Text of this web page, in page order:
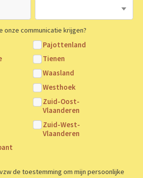
onze communicatie krijgen?
Pajottenland
Tienen
Waasland
Westhoek
Zuid-Oost-
Vlaanderen
Zuid-West-
Vlaanderen
de toestemming om mijn persoonlijke